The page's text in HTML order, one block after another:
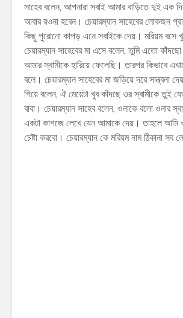
সাহেব বলেন, আপনারা সবাই আমার বাড়িতে দুই এক
আবার রওনা হবেন। চেয়ারম্যান সাহেবের লোকজন
কিছু পুরোনো কাপড় এনে সবাইকে দেয়। মরিয়ম বসে
চেয়ারম্যান সাহেবের মা এসে বলেন, তুমি এতো
আমার স্বামীকে হারিয়ে ফেলেছি। তারপর কিভাবে
বলে। চেয়ারম্যান সাহেবের মা জড়িয়ে দরে সান্ত্বনা
গিয়ে বলেন, ঐ মেয়েটা খুব কাঁদছে ওর স্বামীকে তুই
বাবা। চেয়ারম্যান সাহেব বলেন, ওনাকে বলো ওনার
একটা কাগজে লেখে যেন আমাকে দেয়। তাহলে আমি
চেষ্টা করবো। চেয়ারম্যান কে মরিয়ম নাম ঠিকানা সব